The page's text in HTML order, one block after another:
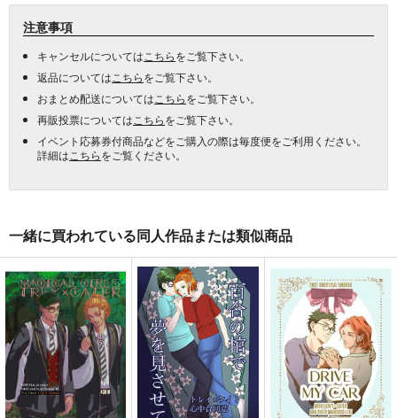
注意事項
キャンセルについては こちらをご覧下さい。
返品については こちらをご覧下さい。
おまとめ配送については こちらをご覧下さい。
再販投票については こちらをご覧下さい。
イベント応募券付商品などをご購入の際は毎度便をご利用ください。
詳細は こちらをご覧ください。
一緒に買われている同人作品または類似商品